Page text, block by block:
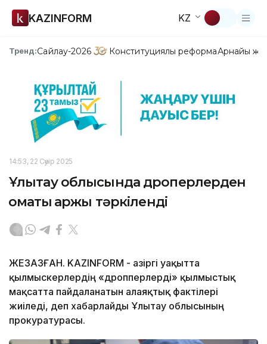
KAZINFORM KZ
Тренд:Сайлау-2026 Конституциялық реформаАрнайы
14:53, 22 Сәуір 2025
Ұлытау облысында дроперлерден
қомақты қаржы тәркіленді
ЖЕЗҚАЗҒАН. KAZINFORM - Қазіргі уақытта
қылмыскерлердің «дропперлерді» қылмыстық
мақсатта пайдаланатын алаяқтық фактілері
жиіледі, деп хабарлайды Ұлытау облысының
прокуратурасы.